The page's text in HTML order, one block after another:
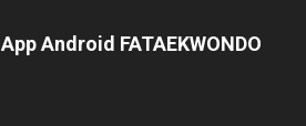
App Android FATAEKWONDO